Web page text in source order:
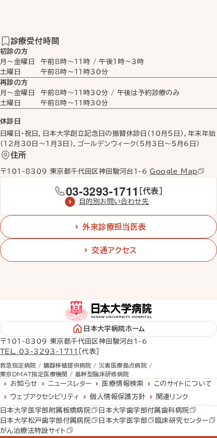
診療受付時間
初診の方
月〜金曜日
午前8時〜11時 /午後1時〜3時
土曜日
午前8時〜11時30分
再診の方
月〜金曜日
午前8時〜11時30分 / 午後は予約診療のみ
土曜日
午前8時〜11時30分
休診日
日曜日・祝日，日本大学創立記念日の振替休診日（10月5日），年末年始
（12月30日〜1月3日），ゴールデンウィーク（5月3日〜5月6日）
住所
〒101-8309 東京都千代田区神田駿河台1-6Google Map
03-3293-1711 ［代表］
目的別お問い合わせ先
外来診療担当医表
交通アクセス
日本大学病院ホーム
〒101-8309 東京都千代田区神田駿河台1-6
TEL. 03-3293-1711
［代表］
救急指定病院 / 臓器移植提供病院 / 災害医療拠点病院 /
東京DMAT指定医療機関 / 基幹型臨床研修病院
お知らせ ニュースレター 医療情報検索
このサイトについて
ウェブアクセシビリティ
個人情報保護方針
関連リンク
日本大学医学部附属板橋病院
日本大学歯学部付属歯科病院
日本大学松戸歯学部付属病院
日本大学医学部
臨床研究センター
がん治療法特設サイト